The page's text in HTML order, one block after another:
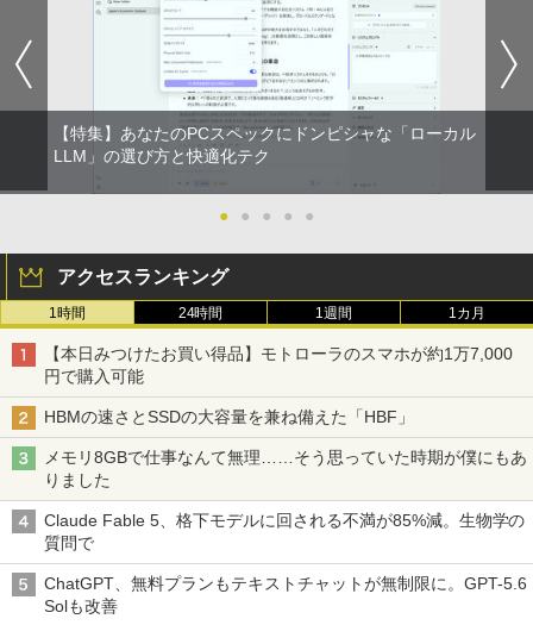
【特集】あなたのPCスペックにドンピシャな「ローカル
LLM」の選び方と快適化テク
● ● ● ● ●
アクセスランキング
1時間 24時間 1週間 1カ月
【本日みつけたお買い得品】モトローラのスマホが約1万7,000
円で購入可能
HBMの速さとSSDの大容量を兼ね備えた「HBF」
メモリ8GBで仕事なんて無理……そう思っていた時期が僕にもあ
りました
Claude Fable 5、格下モデルに回される不満が85%減。生物学の
質問で
ChatGPT、無料プランもテキストチャットが無制限に。GPT-5.6
Solも改善